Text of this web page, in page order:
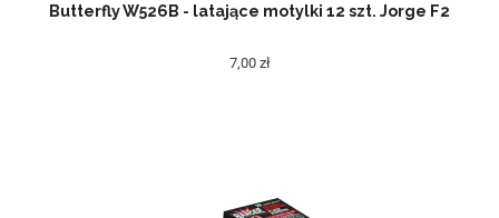
Butterfly W526B - latające motylki 12 szt. Jorge F2
7,00 zł